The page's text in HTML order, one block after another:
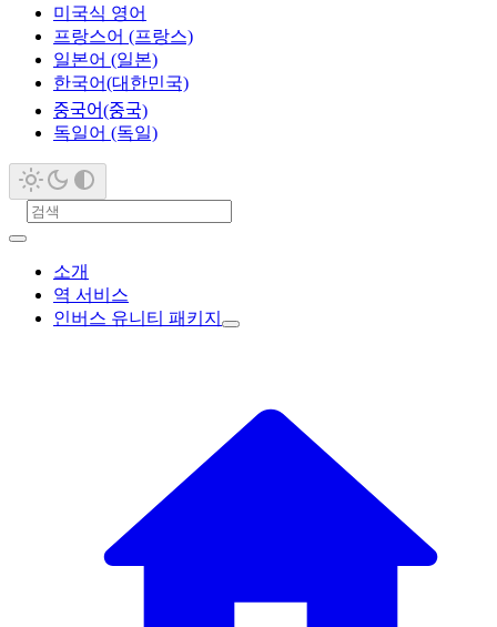
미국식 영어
프랑스어 (프랑스)
일본어 (일본)
한국어(대한민국)
중국어(중국)
독일어 (독일)
소개
역 서비스
인버스 유니티 패키지